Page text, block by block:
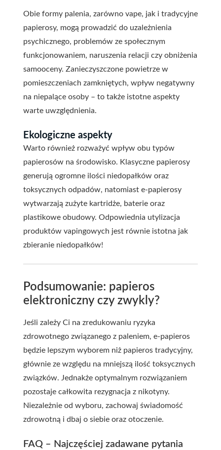
Obie formy palenia, zarówno vape, jak i tradycyjne
papierosy, mogą prowadzić do uzależnienia
psychicznego, problemów ze społecznym
funkcjonowaniem, naruszenia relacji czy obniżenia
samooceny. Zanieczyszczone powietrze w
pomieszczeniach zamkniętych, wpływ negatywny
na niepalące osoby – to także istotne aspekty
warte uwzględnienia.
Ekologiczne aspekty
Warto również rozważyć wpływ obu typów
papierosów na środowisko. Klasyczne papierosy
generują ogromne ilości niedopałków oraz
toksycznych odpadów, natomiast e-papierosy
wytwarzają zużyte kartridże, baterie oraz
plastikowe obudowy. Odpowiednia utylizacja
produktów vapingowych jest równie istotna jak
zbieranie niedopałków!
Podsumowanie: papieros
elektroniczny czy zwykly?
Jeśli zależy Ci na zredukowaniu ryzyka
zdrowotnego związanego z paleniem, e-papieros
będzie lepszym wyborem niż papieros tradycyjny,
głównie ze względu na mniejszą ilość toksycznych
związków. Jednakże optymalnym rozwiązaniem
pozostaje całkowita rezygnacja z nikotyny.
Niezależnie od wyboru, zachowaj świadomość
zdrowotną i dbaj o siebie oraz otoczenie.
FAQ – Najczęściej zadawane pytania